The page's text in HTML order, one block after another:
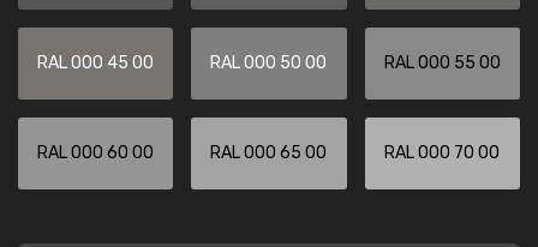
RAL 000 45 00 RAL 000 50 00 RAL 000 55 00
RAL 000 60 00 RAL 000 65 00 RAL 000 70 00